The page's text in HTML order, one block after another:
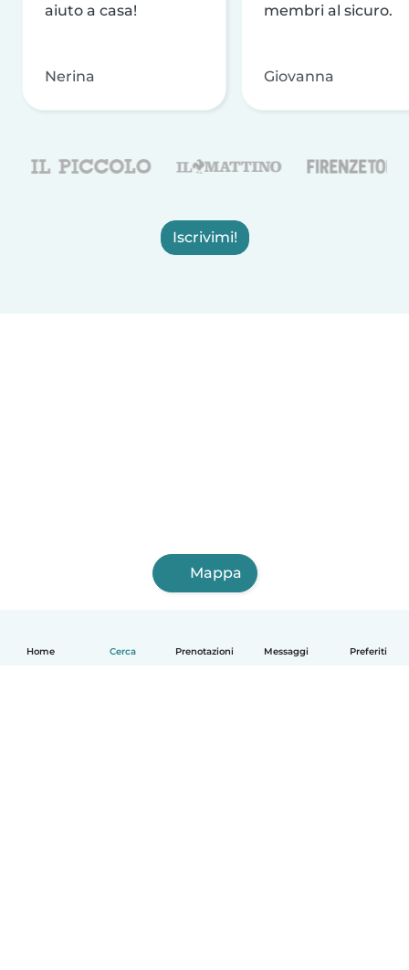
Home Cerca Prenotazioni Messaggi Preferiti
aiuto a casa!
Nerina
membri al sicuro.
Giovanna
Iscrivimi!
Mappa